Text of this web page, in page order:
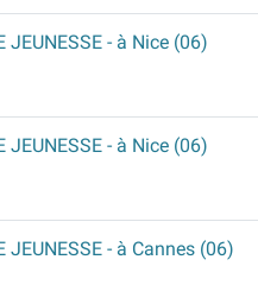
JEUNESSE - à Nice (06)
JEUNESSE - à Nice (06)
JEUNESSE - à Cannes (06)